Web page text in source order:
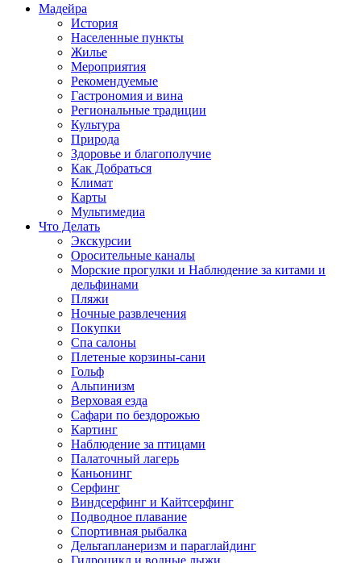
Мадейра
История
Населенные пункты
Жилье
Мероприятия
Рекомендуемые
Гастрономия и вина
Региональные традиции
Культура
Природа
Здоровье и благополучие
Как Добраться
Климат
Карты
Мультимедиа
Что Делать
Экскурсии
Оросительные каналы
Морские прогулки и Наблюдение за китами и
дельфинами
Пляжи
Ночные развлечения
Покупки
Спа салоны
Плетеные корзины-сани
Гольф
Альпинизм
Верховая езда
Сафари по бездорожью
Картинг
Наблюдение за птицами
Палаточный лагерь
Каньонинг
Серфинг
Виндсерфинг и Кайтсерфинг
Подводное плавание
Спортивная рыбалка
Дельтапланеризм и параглайдинг
Гидроцикл и водные лыжи